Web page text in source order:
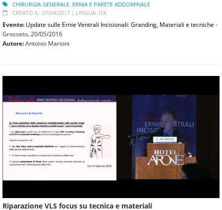
CHIRURGIA GENERALE, ERNIA E PARETE ADDOMINALE
CREATO IL: 07/04/2017 | LINGUA: ITA
Evento: Update sulle Ernie Ventrali Incisionali: Granding, Materiali e tecniche -
Grosseto, 20/05/2016
Autore:Antonio Marioni
Riparazione VLS focus su tecnica e materiali